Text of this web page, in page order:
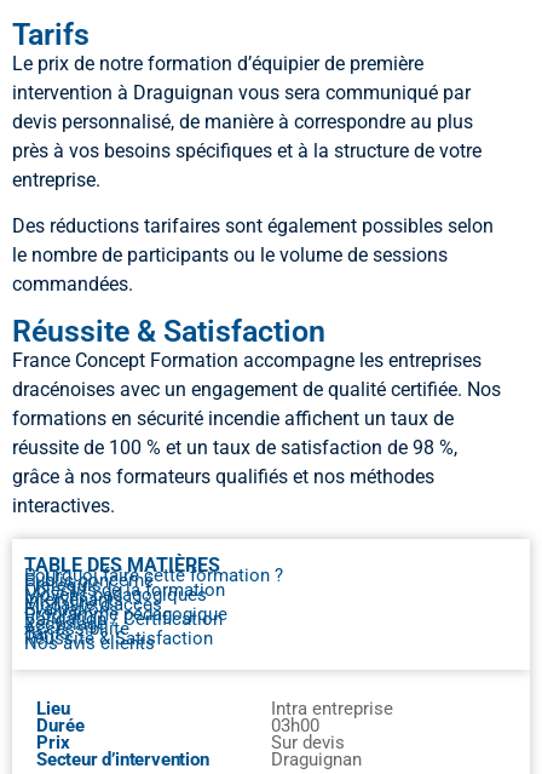
Tarifs
Le prix de notre formation d’équipier de première
intervention à Draguignan vous sera communiqué par
devis personnalisé, de manière à correspondre au plus
près à vos besoins spécifiques et à la structure de votre
entreprise.
Des réductions tarifaires sont également possibles selon
le nombre de participants ou le volume de sessions
commandées.
Réussite & Satisfaction
France Concept Formation accompagne les entreprises
dracénoises avec un engagement de qualité certifiée. Nos
formations en sécurité incendie affichent un taux de
réussite de 100 % et un taux de satisfaction de 98 %,
grâce à nos formateurs qualifiés et nos méthodes
interactives.
Lieu
Durée
Prix
Secteur d’intervention
Intra entreprise
03h00
Sur devis
Draguignan
TABLE DES MATIÈRES
Pourquoi faire cette formation ?
Public concerné
Prérequis
Objectifs de la formation
Moyens pédagogiques
Intervenants
Modalité d’accès
Evaluations
Programme pédagogique
Validation / Certification
Recyclage
Accessibilité
Tarifs
Réussite & Satisfaction
Nos avis clients